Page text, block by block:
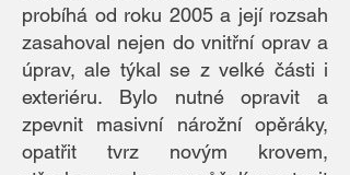
probíhá od roku 2005 a její rozsah
zasahoval nejen do vnitřní oprav a
úprav, ale týkal se z velké části i
exteriéru. Bylo nutné opravit a
zpevnit masivní nárožní opěráky,
opatřit tvrz novým krovem,